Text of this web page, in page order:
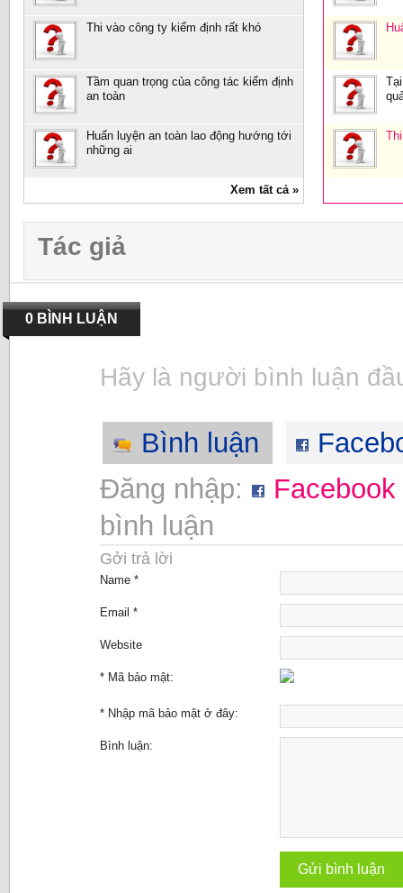
Thi vào công ty kiểm định rất khó
Tầm quan trọng của công tác kiểm định
an toàn
Huấn luyện an toàn lao động hướng tới
những ai
Xem tất cả »
Tác giả
0 BÌNH LUẬN
Hãy là người bình luận
Bình luận
Đăng nhập:
Facebook
bình luận
Gởi trả lời
Name *
Email *
Website
* Mã bảo mật:
* Nhập mã bảo mật ở đây:
Bình luận: